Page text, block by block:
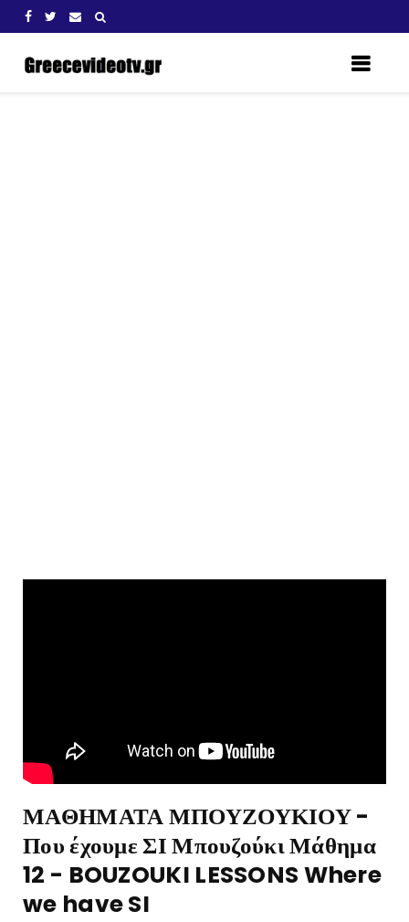
ΜΑΘΗΜΑΤΑ ΜΠΟΥΖΟΥΚΙΟΥ -
Που έχουμε ΣΙ Μπουζούκι Μάθημα
12 - BOUZOUKI LESSONS Where
we have SI